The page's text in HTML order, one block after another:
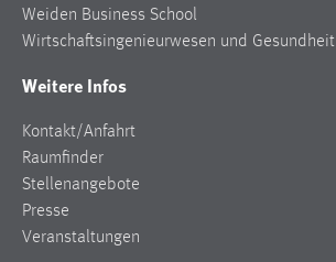
Weiden Business School
Wirtschaftsingenieurwesen und Gesundheit
Weitere Infos
Kontakt/Anfahrt
Raumfinder
Stellenangebote
Presse
Veranstaltungen